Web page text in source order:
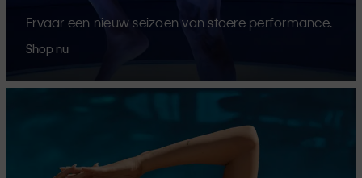
Ervaar een nieuw seizoen van stoere performance.
Shop nu